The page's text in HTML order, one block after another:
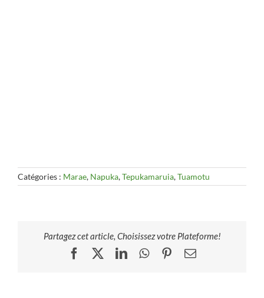
Catégories : Marae, Napuka,Tepukamaruia,Tuamotu
Partagez cet article, Choisissez votre Plateforme!
FacebookLinkedInWhatsApp
Pinterest
Email